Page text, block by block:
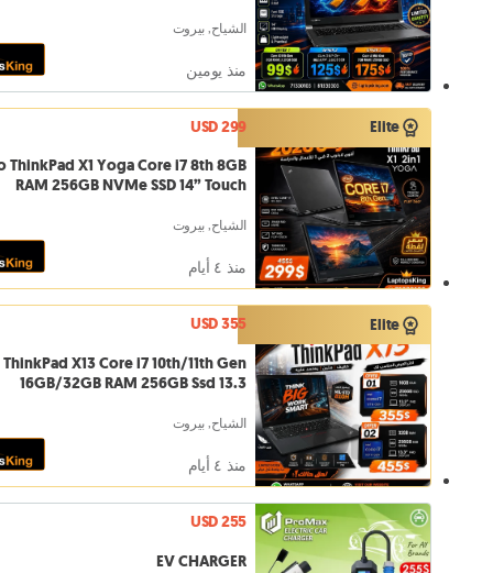
الشياح, بيروت
منذ يومين
Elite
USD 299
ThinkPad X1 Yoga Core i7 8th 8GB
RAM 256GB NVMe SSD 14” Touch
الشياح, بيروت
منذ ٤ أيام
Elite
USD 355
X13 Core i7 10th/11th Gen
16GB/32GB RAM 256GB Ssd 13.3
الشياح, بيروت
منذ ٤ أيام
USD 255
EV CHARGER